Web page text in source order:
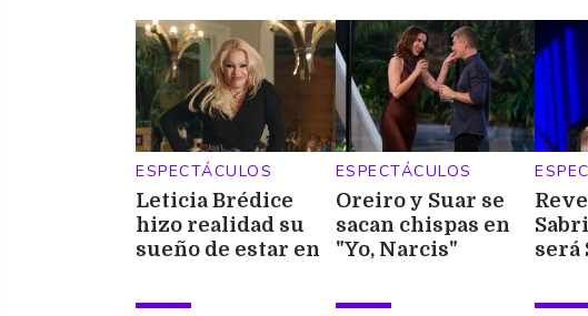
ESPECTÁCULOS
Leticia Brédice
hizo realidad su
sueño de estar en
ESPECTÁCULOS
Oreiro y Suar se
sacan chispas en
"Yo, Narcis"
será